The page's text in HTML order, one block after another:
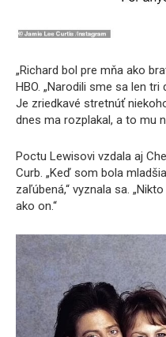
„Richard bol pre mňa ako
HBO. „Narodili sme sa len
Je zriedkavé stretnúť
dnes ma rozplakal, a to mu
Poctu Lewisovi vzdala aj
Curb. „Keď som bola
zaľúbená,“ vyznala sa.
ako on.“